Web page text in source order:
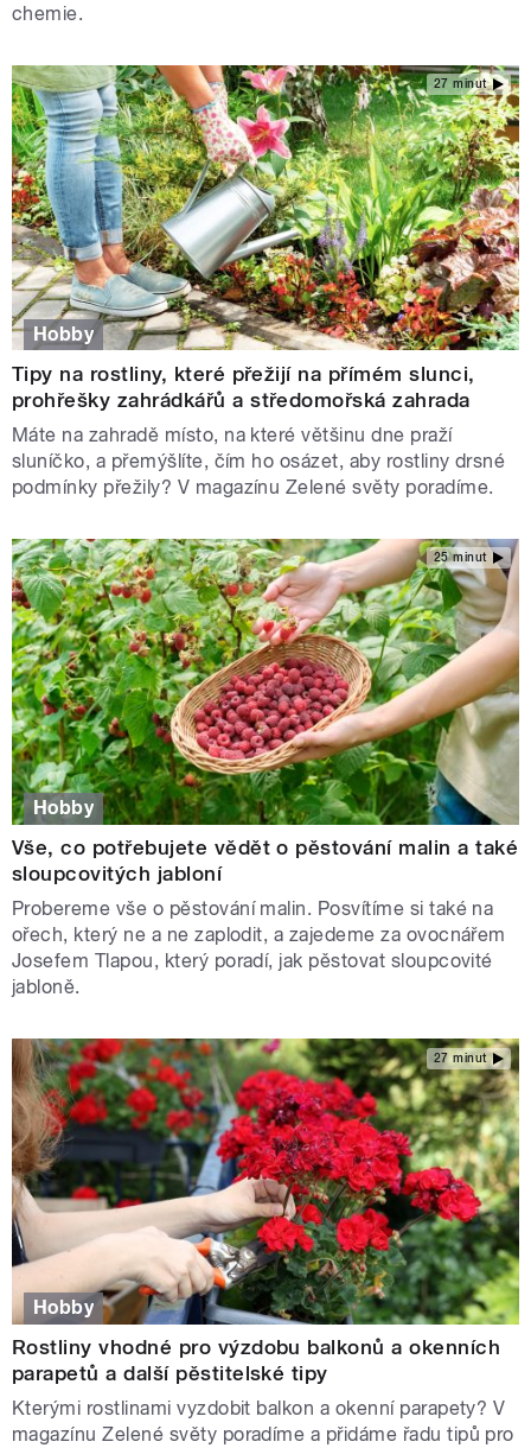
chemie.
27 minut
Hobby
Tipy na rostliny, které přežijí na přímém slunci,
prohřešky zahrádkářů a středomořská zahrada
Máte na zahradě místo, na které většinu dne praží
sluníčko, a přemýšlíte, čím ho osázet, aby rostliny drsné
podmínky přežily? V magazínu Zelené světy poradíme.
25 minut
Hobby
Vše, co potřebujete vědět o pěstování malin a také
sloupcovitých jabloní
Probereme vše o pěstování malin. Posvítíme si také na
ořech, který ne a ne zaplodit, a zajedeme za ovocnářem
Josefem Tlapou, který poradí, jak pěstovat sloupcovité
jabloně.
27 minut
Hobby
Rostliny vhodné pro výzdobu balkonů a okenních
parapetů a další pěstitelské tipy
Kterými rostlinami vyzdobit balkon a okenní parapety? V
magazínu Zelené světy poradíme a přidáme řadu tipů pro